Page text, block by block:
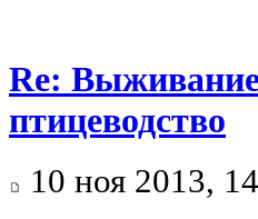
Re:
птицеводство
10 ноя 2013,